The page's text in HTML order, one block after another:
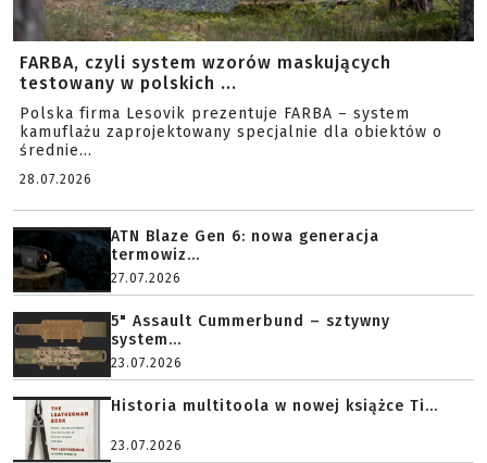
FARBA, czyli system wzorów maskujących
testowany w polskich ...
Polska firma Lesovik prezentuje FARBA – system
kamuflażu zaprojektowany specjalnie dla obiektów o
średnie...
28.07.2026
ATN Blaze Gen 6: nowa generacja
termowiz...
27.07.2026
5" Assault Cummerbund – sztywny
system...
23.07.2026
Historia multitoola w nowej książce Ti...
23.07.2026